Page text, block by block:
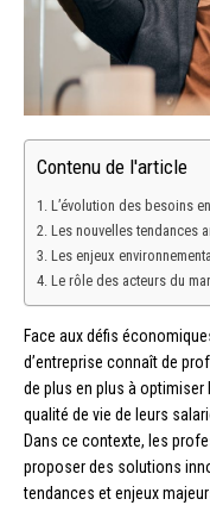
Contenu de l'article
L’évolution des besoins
Les nouvelles tendances
Les enjeux
Le rôle des acteurs du
Face aux défis
d’entreprise connaît de
de plus en plus à
qualité de vie de leurs
Dans ce contexte, les
proposer des solutions
tendances et enjeux